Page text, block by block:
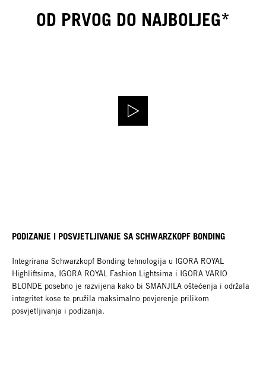
OD PRVOG DO NAJBOLJEG*
PODIZANJE I POSVJETLJIVANJE SA SCHWARZKOPF BONDING
Integrirana Schwarzkopf Bonding tehnologija u IGORA ROYAL
Highliftsima, IGORA ROYAL Fashion Lightsima i IGORA VARIO
BLONDE posebno je razvijena kako bi SMANJILA oštećenja i održala
integritet kose te pružila maksimalno povjerenje prilikom
posvjetljivanja i podizanja.